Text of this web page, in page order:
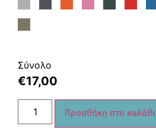
Σύνολο
€17,00
Προσθήκη στο καλάθι